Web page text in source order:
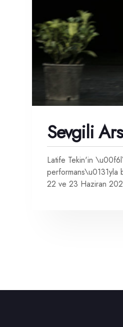
Sevgili
Latife Tekin'in
22 ve 23 Haziran